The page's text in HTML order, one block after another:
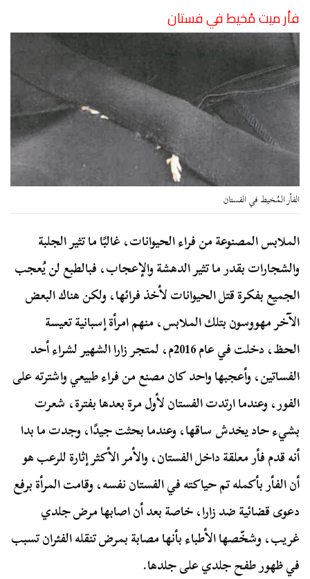
فأر ميت مُخيط في فستان
الفأر المُخيط في الفستان
الملابس المصنوعة من فراء الحيوانات، غالبًا ما تثير الجلبة
والشجارات بقدر ما تثير الدهشة والإعجاب، فبالطبع لن يُعجب
الجميع بفكرة قتل الحيوانات لأخذ فرائها، ولكن هناك البعض
الآخر مهووسون بتلك الملابس، منهم امرأة إسبانية تعيسة
الحظ، دخلت في عام 2016م، لمتجر زارا الشهير لشراء أحد
الفساتين، وأعجبها واحد كان مصنع من فراء طبيعي واشترته على
الفور، وعندما ارتدت الفستان لأول مرة بعدها بفترة، شعرت
بشيء حاد يخدش ساقها، وعندما بحثت جيدًا، وجدت ما بدا
أنه قدم فأر معلقة داخل الفستان، والأمر الأكثر إثارة للرعب هو
أن الفأر بأكمله تم حياكته في الفستان نفسه، وقامت المرأة برفع
دعوى قضائية ضد زارا، خاصة بعد أن اصابها مرض جلدي
غريب، وشخّصها الأطباء بأنها مصابة بمرض تنقله الفئران تسبب
في ظهور طفح جلدي على جلدها.